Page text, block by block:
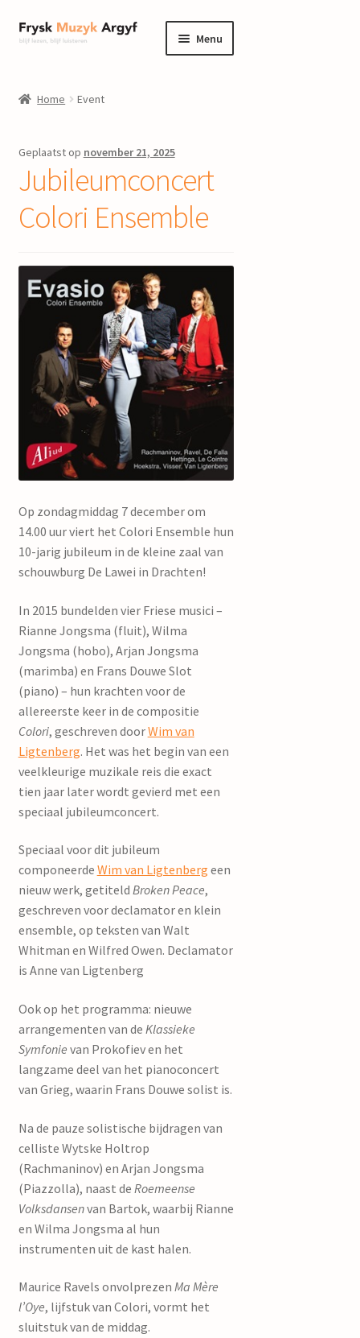
Ga
door
navigatie
Ga
naar
inhoud
Menu
winkel
uitvouwen
Componisten
events
contact
mijn account
Home Event
Geplaatst op november 21, 2025
Jubileumconcert
Colori Ensemble
Op zondagmiddag 7 december om
14.00 uur viert het Colori Ensemble hun
10-jarig jubileum in de kleine zaal van
schouwburg De Lawei in Drachten!
In 2015 bundelden vier Friese musici –
Rianne Jongsma (fluit), Wilma
Jongsma (hobo), Arjan Jongsma
(marimba) en Frans Douwe Slot
(piano) – hun krachten voor de
allereerste keer in de compositie
Colori, geschreven doorWim van
Ligtenberg. Het was het begin van een
veelkleurige muzikale reis die exact
tien jaar later wordt gevierd met een
speciaal jubileumconcert.
Speciaal voor dit jubileum
componeerde Wim van Ligtenberg een
nieuw werk, getiteld Broken Peace,
geschreven voor declamator en klein
ensemble, op teksten van Walt
Whitman en Wilfred Owen. Declamator
is Anne van Ligtenberg
Ook op het programma: nieuwe
arrangementen van de Klassieke
Symfonie van Prokofiev en het
langzame deel van het pianoconcert
van Grieg, waarin Frans Douwe solist is.
Na de pauze solistische bijdragen van
celliste Wytske Holtrop
(Rachmaninov) en Arjan Jongsma
(Piazzolla), naast de Roemeense
Volksdansenvan Bartok, waarbij Rianne
en Wilma Jongsma al hun
instrumenten uit de kast halen.
Maurice Ravels onvolprezen Ma Mère
l’Oye, lijfstuk van Colori, vormt het
sluitstuk van de middag.